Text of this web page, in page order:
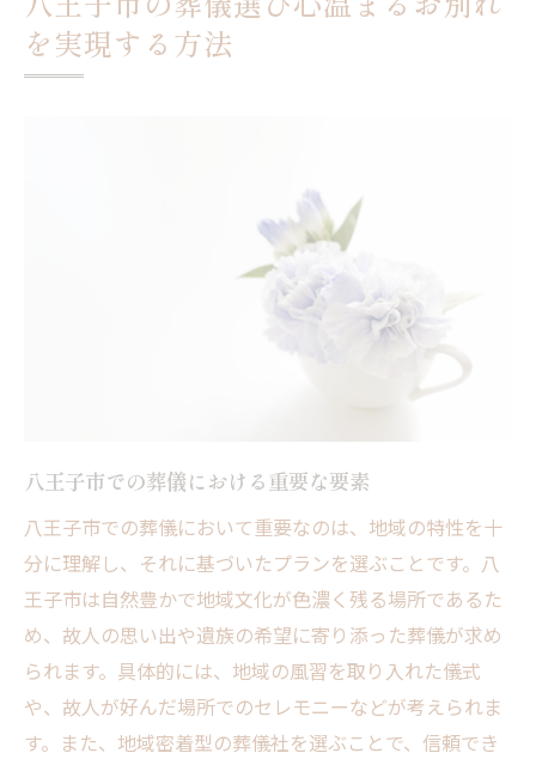
八王子市での葬儀における最新トレンド
八王子市での葬儀安心できる葬儀社の選び方と
葬儀社選びで確認すべきポイント
八王子市のおすすめ葬儀社の紹介
相談しやすい葬儀社の見極め方
葬儀社の選択で失敗しないためのアドバイ
心に残る葬儀を実現するための計画
葬儀に必要な手続きと注意点
八王子市での葬儀における選択肢の紹介
費用と内容を考慮した葬儀プランの選び方
葬儀準備に役立つ地元資源の活用
八王子市の葬儀プラン故人との思い出を大切に
するために
を実現する方法
八王子市での葬儀における重要な要素
八王子市での葬儀において重要なのは、地域の特性を十
分に理解し、それに基づいたプランを選ぶことです。八
王子市は自然豊かで地域文化が色濃く残る場所であるた
め、故人の思い出や遺族の希望に寄り添った葬儀が求め
られます。具体的には、地域の風習を取り入れた儀式
や、故人が好んだ場所でのセレモニーなどが考えられま
す。また、地域密着型の葬儀社を選ぶことで、信頼でき